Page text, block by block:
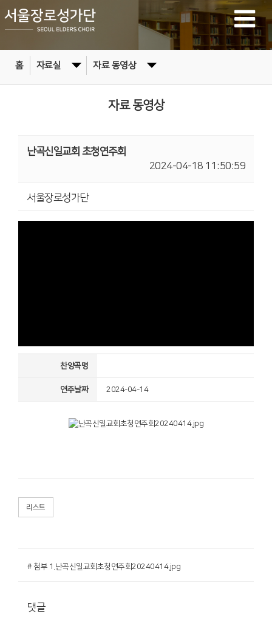
홈 자료실 자료 동영상
자료 동영상
난곡신일교회 초청연주회
2024-04-18 11:50:59
서울장로성가단
찬양곡명
연주날짜 2024-04-14
리스트
# 첨부 1.난곡신일교회초청연주회20240414.jpg
댓글